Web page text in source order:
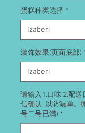
蛋糕种类选择 *
装饰效果(页面底部)
请输入1.口味 2.配
信确认, 以防漏单。
号二号已满) *